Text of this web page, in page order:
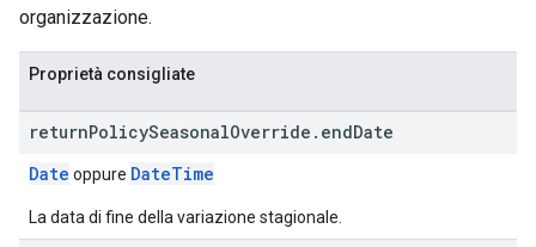
organizzazione.
Proprietà consigliate
returnPolicySeasonalOverride . endDate
Date oppure DateTime
La data di fine della variazione stagionale.